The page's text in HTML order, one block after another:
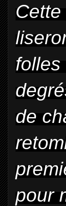
folles
de
pour